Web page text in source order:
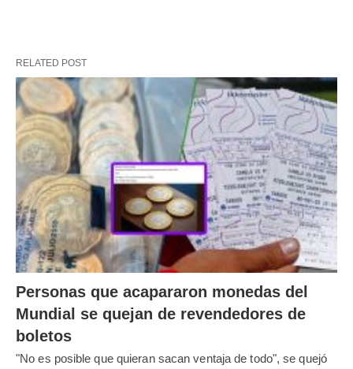
RELATED POST
Personas que acapararon monedas del
Mundial se quejan de revendedores de
boletos
"No es posible que quieran sacan ventaja de todo", se quejó